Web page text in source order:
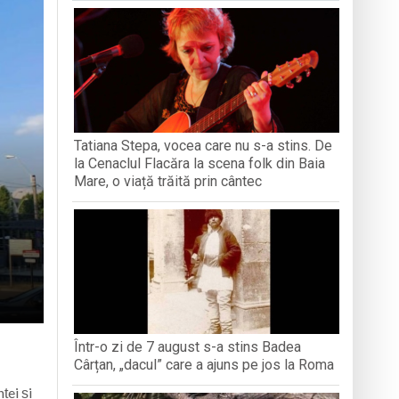
dedicat marelui voievod, la
stres, iar una dezvoltă anxietate,
orașul dintr-o perspectivă diferită
propriul talisman „prinzător de vise”
și
Tatiana Stepa, vocea care nu s-a stins. De
la Cenaclul Flacăra la scena folk din Baia
Mare, o viață trăită prin cântec
Într-o zi de 7 august s-a stins Badea
Cârțan, „dacul” care a ajuns pe jos la Roma